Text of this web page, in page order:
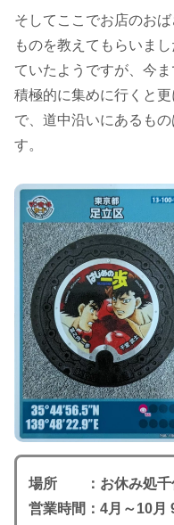
そしてここでお店のおば
ものを教えてもらいま
ていたようですが、今ま
積極的に集めに行くと
で、道中沿いにあるも
す。
場所 ：お休み処千
営業時間：4月～10月